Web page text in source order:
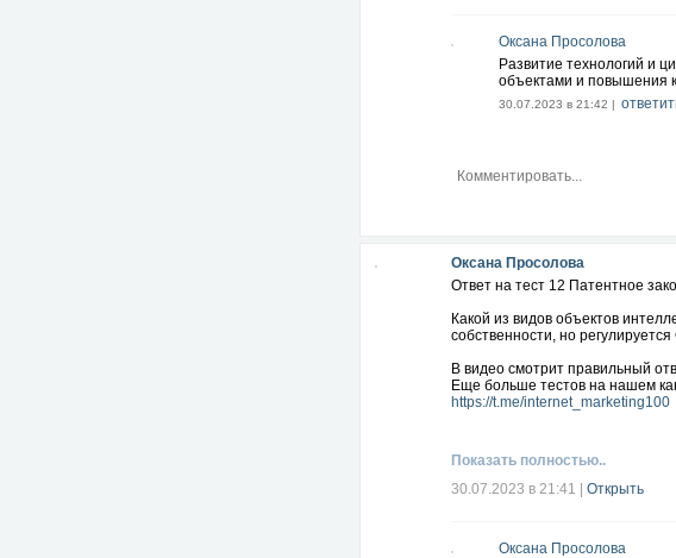
Оксана Просолова
Развитие технологий и
объектами и повышения
30.07.2023 в 21:42 |
Оксана Просолова
Ответ на тест 12 Патентное
Какой из видов объектов
собственности, но
В видео смотрит правильный
Еще больше тестов на нашем
https://t.me/internet_marketing100
Показать полностью..
30.07.2023 в 21:41
Открыть
Оксана Просолова